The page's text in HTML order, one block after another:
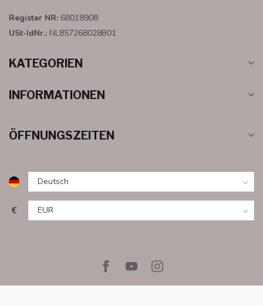
Register NR: 68018908
USt-IdNr.: NL857268028B01
KATEGORIEN
INFORMATIONEN
ÖFFNUNGSZEITEN
€